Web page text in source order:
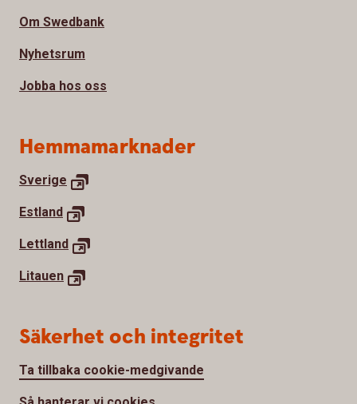
Om Swedbank
Nyhetsrum
Jobba hos oss
Hemmamarknader
Sverige
Estland
Lettland
Litauen
Säkerhet och integritet
Ta tillbaka cookie-medgivande